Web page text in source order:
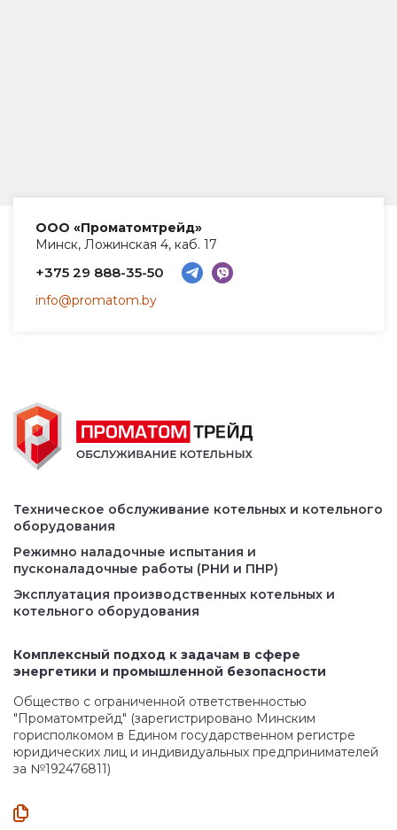
ООО «Проматомтрейд»
Минск, Ложинская 4, каб. 17
+375 29 888-35-50
info@promatom.by
Техническое обслуживание котельных и котельного
оборудования
Режимно наладочные испытания и
пусконаладочные работы (РНИ и ПНР)
Эксплуатация производственных котельных и
котельного оборудования
Комплексный подход к задачам в сфере
энергетики и промышленной безопасности
Общество с ограниченной ответственностью
"Проматомтрейд" (зарегистрировано Минским
горисполкомом в Едином государственном регистре
юридических лиц и индивидуальных предпринимателей
за №192476811)